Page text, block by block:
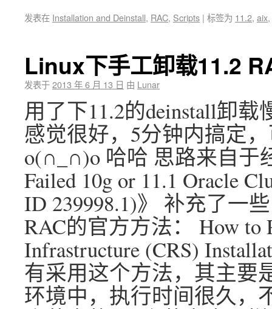
发表在 Installation and Deinstall, RAC, Scripts | 标签为 11.2, aix,
Linux下手工卸载11.2
发表于2013 年 6 月 13 日 由 Lunar
用了下11.2的deinstall卸
感觉很好，5分钟内搞定
o(∩_∩)o 哈哈 思路来自于
Failed 10g or 11.1 Oracle
ID 239998.1)》 补充了一
RAC的官方方法： How to
Infrastructure (CRS)
有采用这个方法，其主要
环境中，执行时间很